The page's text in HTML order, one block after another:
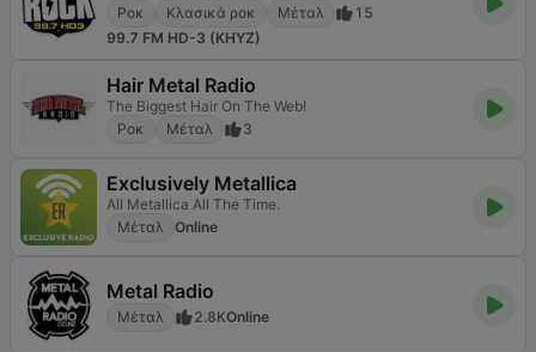
Ροκ
Κλασικά ροκ Μέταλ
15
99.7 FM HD-3 (KHYZ)
Hair Metal Radio
The Biggest Hair On The Web!
Ροκ
Μέταλ 3
Exclusively Metallica
All Metallica All The Time.
Μέταλ Online
Metal Radio
Μέταλ 2.8KOnline